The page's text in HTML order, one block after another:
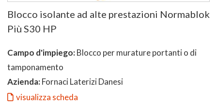
Blocco isolante ad alte prestazioni Normablok
Più S30 HP
Campo d'impiego:Blocco per murature portanti o di
tamponamento
Azienda:Fornaci Laterizi Danesi
visualizza scheda